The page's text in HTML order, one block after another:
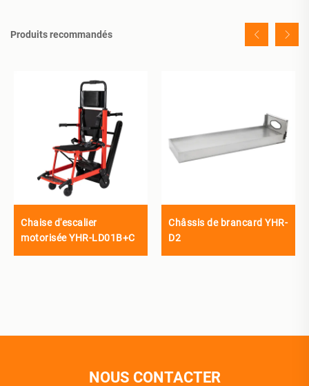
Produits recommandés
Chaise d'escalier
motorisée YHR-LD01B+C
Châssis de brancard YHR-
D2
NOUS CONTACTER